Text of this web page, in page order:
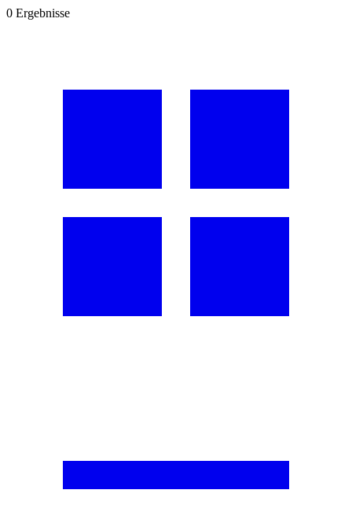
0 Ergebnisse